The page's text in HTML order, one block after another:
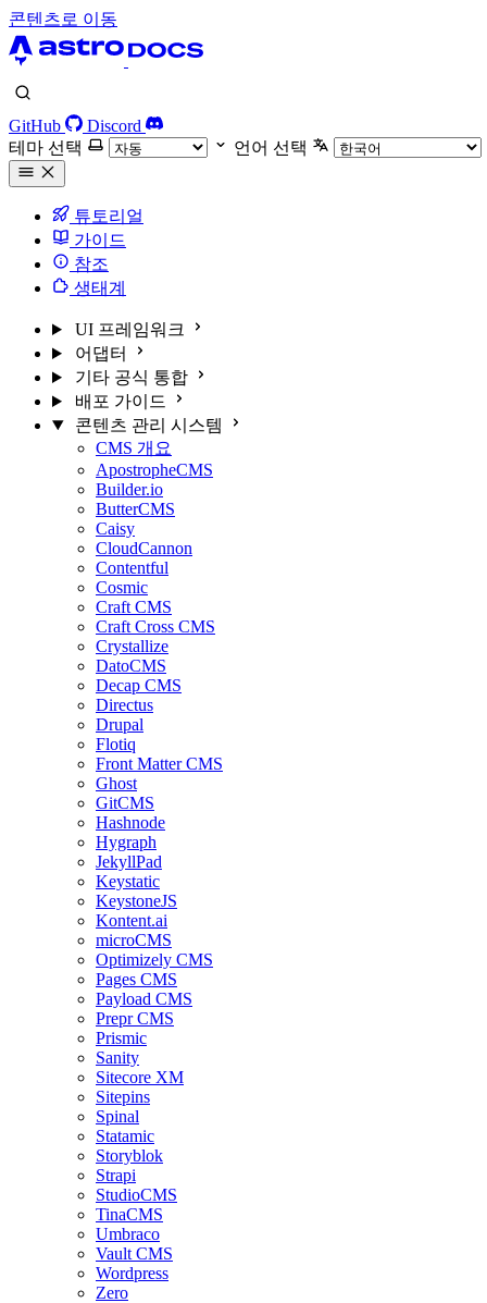
콘텐츠로 이동
GitHub
Discord
테마 선택
언어 선택
튜토리얼
가이드
참조
생태계
UI 프레임워크
어댑터
기타 공식 통합
배포 가이드
콘텐츠 관리 시스템
CMS 개요
ApostropheCMS
Builder.io
ButterCMS
Caisy
CloudCannon
Contentful
Cosmic
Craft CMS
Craft Cross CMS
Crystallize
DatoCMS
Decap CMS
Directus
Drupal
Flotiq
Front Matter CMS
Ghost
GitCMS
Hashnode
Hygraph
JekyllPad
Keystatic
KeystoneJS
Kontent.ai
microCMS
Optimizely CMS
Pages CMS
Payload CMS
Prepr CMS
Prismic
Sanity
Sitecore XM
Sitepins
Spinal
Statamic
Storyblok
Strapi
StudioCMS
TinaCMS
Umbraco
Vault CMS
Wordpress
Zero